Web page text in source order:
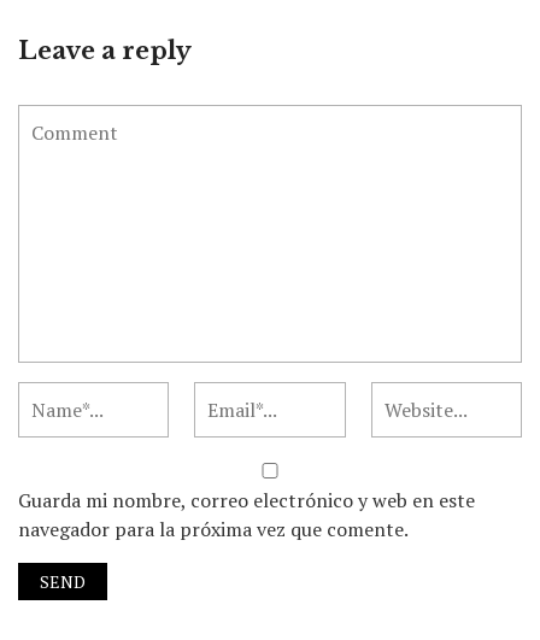
Leave a reply
Guarda mi nombre, correo electrónico y web en este
navegador para la próxima vez que comente.